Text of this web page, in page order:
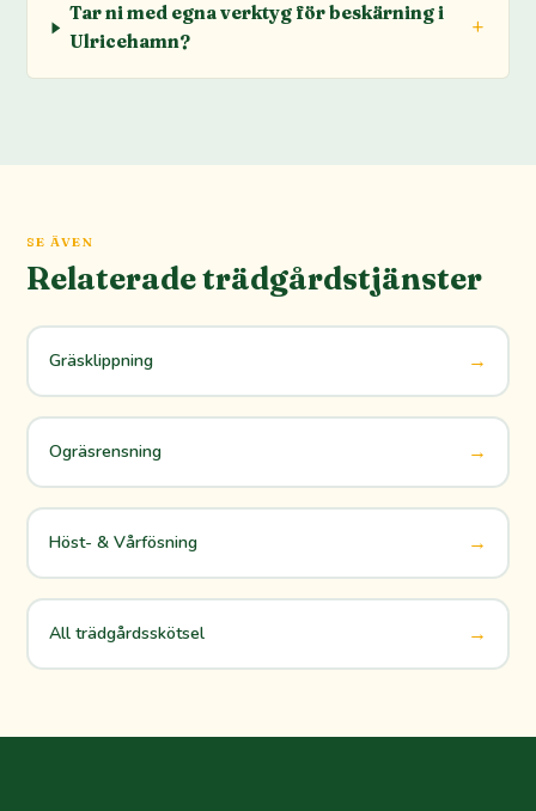
Tar ni med egna verktyg för beskärning i
Ulricehamn?
SE ÄVEN
Relaterade trädgårdstjänster
Gräsklippning →
Ogräsrensning →
Höst- & Vårfösning →
All trädgårdsskötsel →